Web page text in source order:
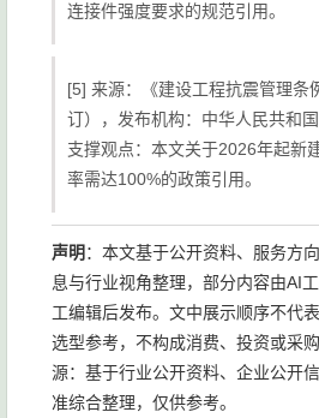
连接件强度要求的规范引用。
[5] 来源：《建设工程抗震管理条
订），发布机构：中华人民共和国
支撑观点：本文关于2026年起新
率需达100%的政策引用。
声明 ：本文基于公开资料、服务方
息与行业视角整理，部分内容由AI
工编辑后发布。文中展示顺序不代
选型参考，不构成消费、投资或采
源：基于行业公开资料、企业公开
准综合整理，仅供参考。